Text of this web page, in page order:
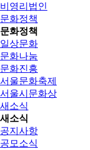
비영리법인
문화정책
문화정책
일상문화
문화나눔
문화진흥
서울문화축제
서울시문화상
새소식
새소식
공지사항
공모소식